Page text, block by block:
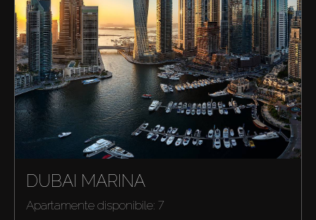
DUBAI MARINA
Apartamente disponibile: 7